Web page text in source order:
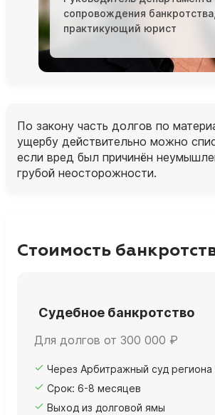
сопровождения банкротства,
практикующий юрист
По закону часть долгов по
ущербу действительно можно
если вред был причинён
грубой неосторожности.
Стоимость
Судебное банкротство
Для долгов от 300 000 ₽
Через Арбитражный суд региона
Срок: 6-8 месяцев
Выход из долговой ямы